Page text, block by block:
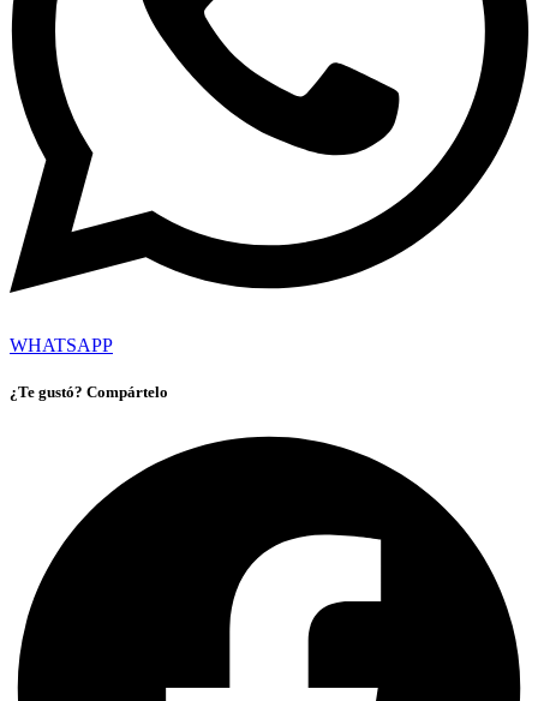
WHATSAPP
¿Te gustó? Compártelo